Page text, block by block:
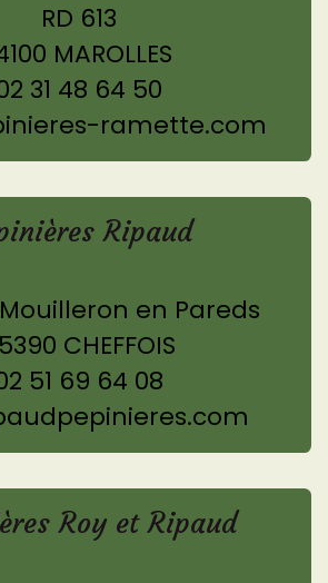
RD 613
MAROLLES
31 48 64 50
ramette.com
Ripaud
en Pareds
CHEFFOIS
51 69 64 08
Roy et Ripaud